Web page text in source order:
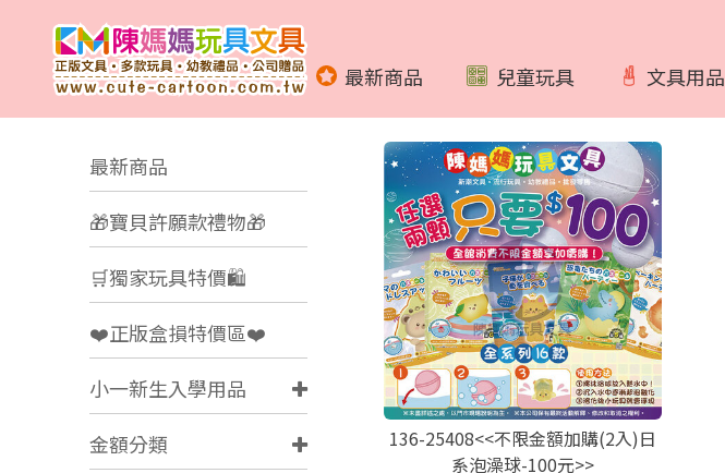
最新商品 兒童玩具 文具用品
最新商品
🎁寶貝許願款禮物🎁
🛒獨家玩具特價🛍️
❤️正版盒損特價區❤️
小一新生入學用品
金額分類
136-25408<<不限金額加購(2入)日
系泡澡球-100元>>